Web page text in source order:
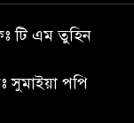
সাভারে টিন
৫ লাখ ৫০
লুটের অভিযোগ
টি এম তুহিন
সুমাইয়া পপি